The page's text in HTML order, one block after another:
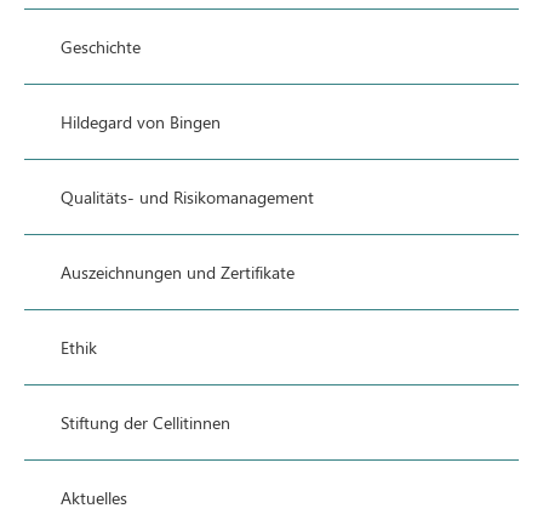
Geschichte
Hildegard von Bingen
Qualitäts- und Risikomanagement
Auszeichnungen und Zertifikate
Ethik
Stiftung der Cellitinnen
Aktuelles